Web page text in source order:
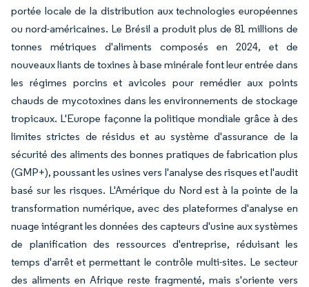
portée locale de la distribution aux technologies européennes
ou nord-américaines. Le Brésil a produit plus de 81 millions de
tonnes métriques d'aliments composés en 2024, et de
nouveaux liants de toxines à base minérale font leur entrée dans
les régimes porcins et avicoles pour remédier aux points
chauds de mycotoxines dans les environnements de stockage
tropicaux. L'Europe façonne la politique mondiale grâce à des
limites strictes de résidus et au système d'assurance de la
sécurité des aliments des bonnes pratiques de fabrication plus
(GMP+), poussant les usines vers l'analyse des risques et l'audit
basé sur les risques. L'Amérique du Nord est à la pointe de la
transformation numérique, avec des plateformes d'analyse en
nuage intégrant les données des capteurs d'usine aux systèmes
de planification des ressources d'entreprise, réduisant les
temps d'arrêt et permettant le contrôle multi-sites. Le secteur
des aliments en Afrique reste fragmenté, mais s'oriente vers